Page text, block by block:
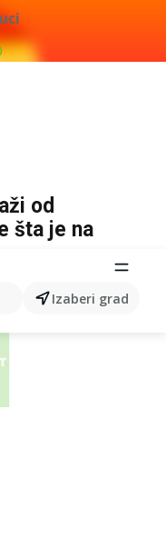
proizvode...Izaberi grad
od
šta je na